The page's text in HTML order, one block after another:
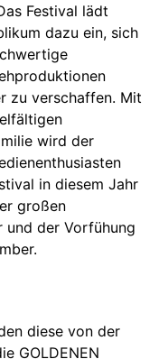
Festival lädt
dazu ein, sich
zu verschaffen. Mit
wird der
in diesem Jahr
großen
und der Vorfühung
diese von der
GOLDENEN